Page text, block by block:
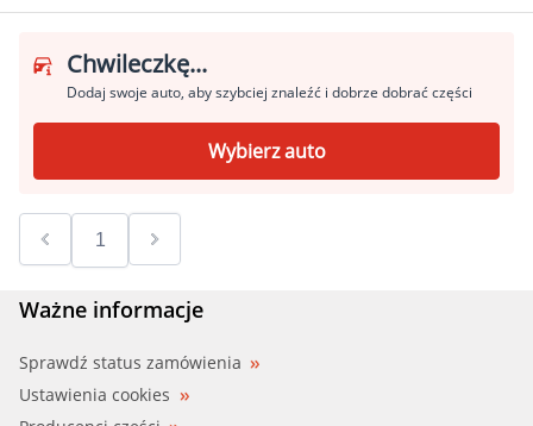
Chwileczkę...
Dodaj swoje auto, aby szybciej znaleźć i dobrze dobrać części
Wybierz auto
Ważne informacje
Sprawdź status zamówienia
Ustawienia cookies